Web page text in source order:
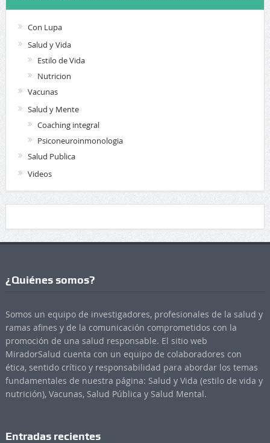
Con Lupa
Salud y Vida
Estilo de Vida
Nutricion
Vacunas
Salud y Mente
Coaching integral
Psiconeuroinmonologia
Salud Publica
Videos
¿Quiénes somos?
Somos un equipo de investigadores, profesionales de la salud y
ramas afines y de la comunicación comprometidos con la
promoción de una salud responsable. El sitio web
MiradorSalud cuenta con un equipo de colaboradores con
ética, sentido crítico y responsabilidad para abordar los temas
fundamentales de nuestra página: Salud y Vida (estilo de vida y
nutrición), Vacunas, Salud Pública y Salud Mental.
Entradas recientes